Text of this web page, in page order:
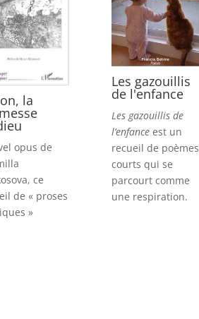
la
opus de
ce
de « proses
»
Les gazouillis
de l'enfance
Les gazouillis de
l’enfanceest un
recueil de poèmes
courts qui se
parcourt comme
une respiration.